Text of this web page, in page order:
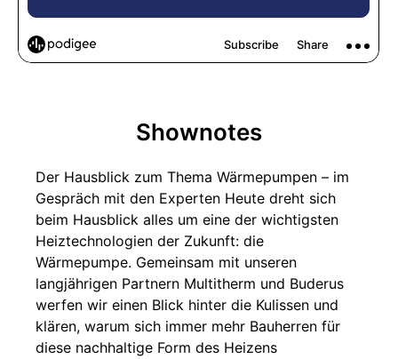
Shownotes
Der Hausblick zum Thema Wärmepumpen – im
Gespräch mit den Experten Heute dreht sich
beim Hausblick alles um eine der wichtigsten
Heiztechnologien der Zukunft: die
Wärmepumpe. Gemeinsam mit unseren
langjährigen Partnern Multitherm und Buderus
werfen wir einen Blick hinter die Kulissen und
klären, warum sich immer mehr Bauherren für
diese nachhaltige Form des Heizens